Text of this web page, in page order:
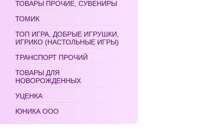
ТОВАРЫ ПРОЧИЕ, СУВЕНИРЫ
ТОМИК
ТОП ИГРА, ДОБРЫЕ ИГРУШКИ,
ИГРИКО (НАСТОЛЬНЫЕ ИГРЫ)
ТРАНСПОРТ ПРОЧИЙ
ТОВАРЫ ДЛЯ
НОВОРОЖДЕННЫХ
УЦЕНКА
ЮНИКА ООО